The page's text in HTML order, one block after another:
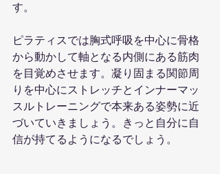
す。
ピラティスでは胸式呼吸を中心に骨格
から動かして軸となる内側にある筋肉
を目覚めさせます。凝り固まる関節周
りを中心にストレッチとインナーマッ
スルトレーニングで本来ある姿勢に近
づいていきましょう。きっと自分に自
信が持てるようになるでしょう。